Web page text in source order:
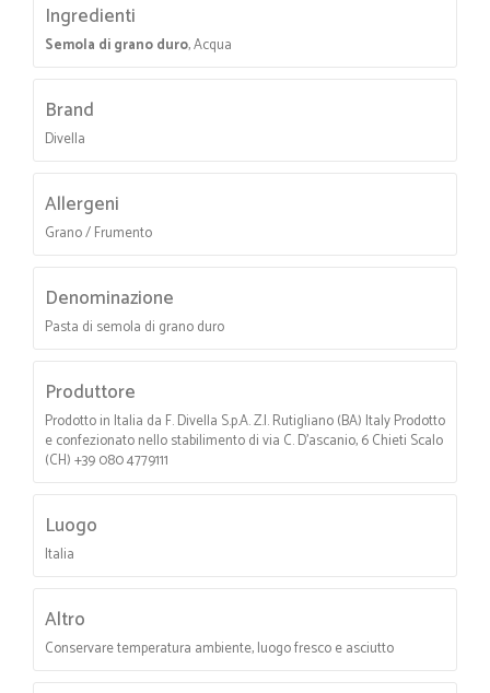
Ingredienti
Semola di grano duro, Acqua
Brand
Divella
Allergeni
Grano / Frumento
Denominazione
Pasta di semola di grano duro
Produttore
Prodotto in Italia da F. Divella S.p.A. Z.I. Rutigliano (BA) Italy Prodotto
e confezionato nello stabilimento di via C. D'ascanio, 6 Chieti Scalo
(CH) +39 080 4779111
Luogo
Italia
Altro
Conservare temperatura ambiente, luogo fresco e asciutto